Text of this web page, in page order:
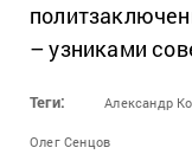
– узниками
Теги: Александр
Олег Сенцов